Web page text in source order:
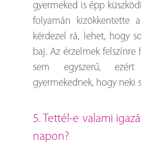
gyermeked is épp
folyamán kizökkentette
kérdezel rá, lehet, hogy
baj. Az érzelmek
sem egyszerű,
gyermekednek, hogy neki
5. Tettél-e valami
napon?